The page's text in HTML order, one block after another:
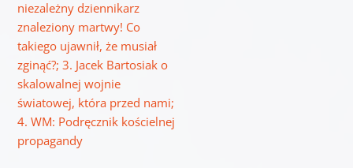
niezależny dziennikarz
znaleziony martwy! Co
takiego ujawnił, że musiał
zginąć?; 3. Jacek Bartosiak o
skalowalnej wojnie
światowej, która przed nami;
4. WM: Podręcznik kościelnej
propagandy